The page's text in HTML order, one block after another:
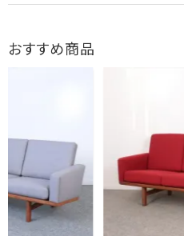
おすすめ商品